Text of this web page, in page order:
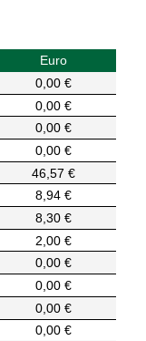
Euro
0,00 €
0,00 €
0,00 €
0,00 €
46,57 €
8,94 €
8,30 €
2,00 €
0,00 €
0,00 €
0,00 €
0,00 €